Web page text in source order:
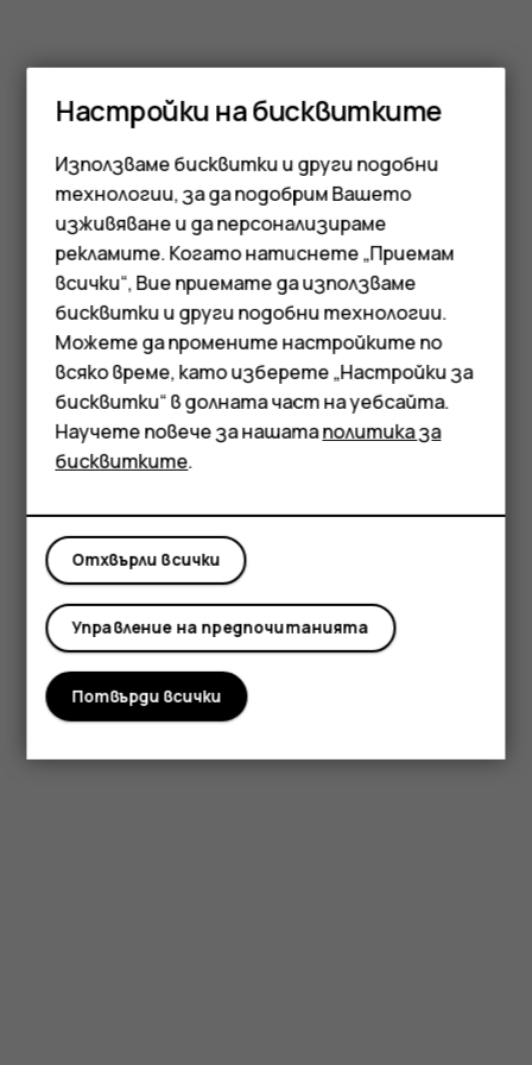
Смартфони
Мобилни телефони
Аксесоари
Таблети
Настройки на бисквитките
Използваме бисквитки и други подобни
технологии, за да подобрим Вашето
изживяване и да персонализираме
рекламите. Когато натиснете „Приемам
всички“, Вие приемате да използваме
бисквитки и други подобни технологии.
Можете да промените настройките по
всяко време, като изберете „Настройки за
бисквитки“ в долната част на уебсайта.
Научете повече за нашатаполитика за
бисквитките.
Отхвърли всички
Управление на предпочитанията
Потвърди всички